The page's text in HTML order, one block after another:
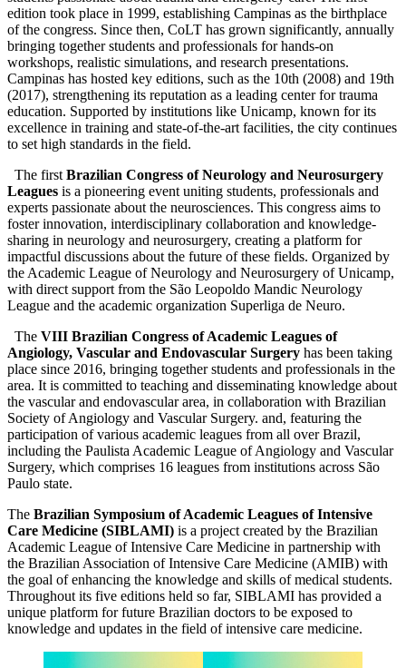
edition took place in 1999, establishing Campinas as the birthplace
of the congress. Since then, CoLT has grown significantly, annually
bringing together students and professionals for hands-on
workshops, realistic simulations, and research presentations.
Campinas has hosted key editions, such as the 10th (2008) and 19th
(2017), strengthening its reputation as a leading center for trauma
education. Supported by institutions like Unicamp, known for its
excellence in training and state-of-the-art facilities, the city continues
to set high standards in the field.
The firstBrazilian Congress of Neurology and Neurosurgery
Leagues is a pioneering event uniting students, professionals and
experts passionate about the neurosciences. This congress aims to
foster innovation, interdisciplinary collaboration and knowledge-
sharing in neurology and neurosurgery, creating a platform for
impactful discussions about the future of these fields. Organized by
the Academic League of Neurology and Neurosurgery of Unicamp,
with direct support from the São Leopoldo Mandic Neurology
League and the academic organization Superliga de Neuro.
The VIII Brazilian Congress of Academic Leagues of
Angiology, Vascular and Endovascular Surgery has been taking
place since 2016, bringing together students and professionals in the
area. It is committed to teaching and disseminating knowledge about
the vascular and endovascular area, in collaboration with Brazilian
Society of Angiology and Vascular Surgery. and, featuring the
participation of various academic leagues from all over Brazil,
including the Paulista Academic League of Angiology and Vascular
Surgery, which comprises 16 leagues from institutions across São
Paulo state.
The Brazilian Symposium of Academic Leagues of Intensive
Care Medicine (SIBLAMI) is a project created by the Brazilian
Academic League of Intensive Care Medicine in partnership with
the Brazilian Association of Intensive Care Medicine (AMIB) with
the goal of enhancing the knowledge and skills of medical students.
Throughout its five editions held so far, SIBLAMI has provided a
unique platform for future Brazilian doctors to be exposed to
knowledge and updates in the field of intensive care medicine.